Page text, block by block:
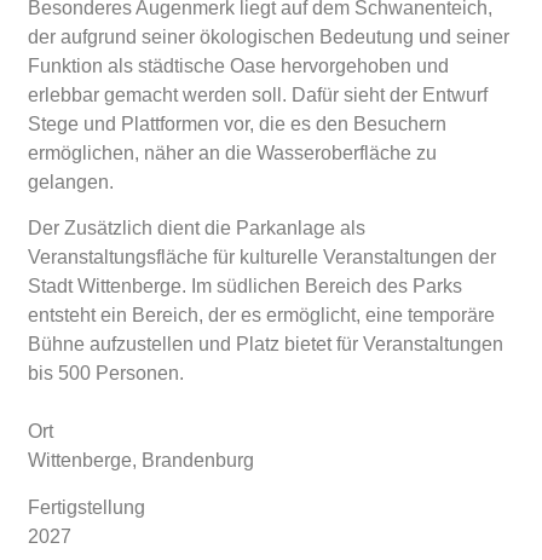
Besonderes Augenmerk liegt auf dem Schwanenteich,
der aufgrund seiner ökologischen Bedeutung und seiner
Funktion als städtische Oase hervorgehoben und
erlebbar gemacht werden soll. Dafür sieht der Entwurf
Stege und Plattformen vor, die es den Besuchern
ermöglichen, näher an die Wasseroberfläche zu
gelangen.
Der Zusätzlich dient die Parkanlage als
Veranstaltungsfläche für kulturelle Veranstaltungen der
Stadt Wittenberge. Im südlichen Bereich des Parks
entsteht ein Bereich, der es ermöglicht, eine temporäre
Bühne aufzustellen und Platz bietet für Veranstaltungen
bis 500 Personen.
Ort
Wittenberge, Brandenburg
Fertigstellung
2027